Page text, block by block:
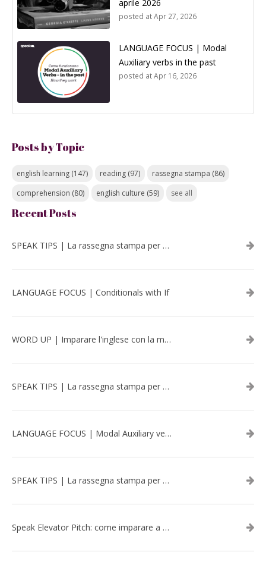
aprile 2026
posted atApr 27, 2026
LANGUAGE FOCUS | Modal
Auxiliary verbs in the past
posted atApr 16, 2026
Posts by Topic
english learning (147) reading (97) rassegna stampa (86)
comprehension (80) english culture (59) see all
Recent Posts
SPEAK TIPS | La rassegna stampa per migliorare l’inglese - luglio 2026
LANGUAGE FOCUS | Conditionals with If
WORD UP | Imparare l'inglese con la musica: David Bowie
SPEAK TIPS | La rassegna stampa per migliorare l’inglese - aprile 2026
LANGUAGE FOCUS | Modal Auxiliary verbs in the past
SPEAK TIPS | La rassegna stampa per migliorare l’inglese - marzo 2026
Speak Elevator Pitch: come imparare a gestire una presentazione in inglese